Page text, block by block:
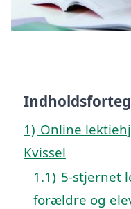
1) Online
Kvissel
1.1) 5-stjernet
forældre og